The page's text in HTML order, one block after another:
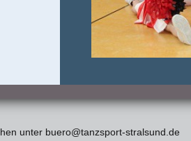
unter buero@tanzsport-stralsund.de